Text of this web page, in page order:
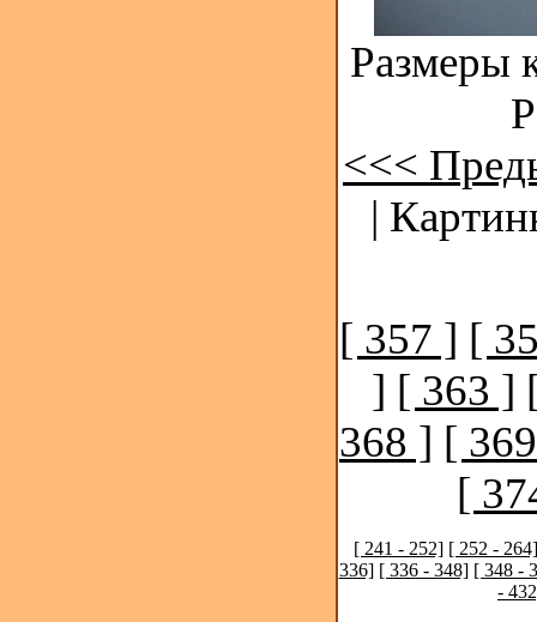
Размеры
<<<
|
[ 357 ] [
] [ 363 ]
368 ] [
[
[ 241 - 252] [ 252 - 264]
336] [ 336 - 348] [ 348 -
-